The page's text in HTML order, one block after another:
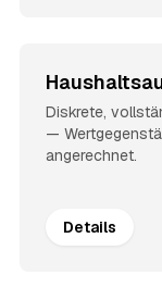
Diskrete,
—
angerechnet.
Details